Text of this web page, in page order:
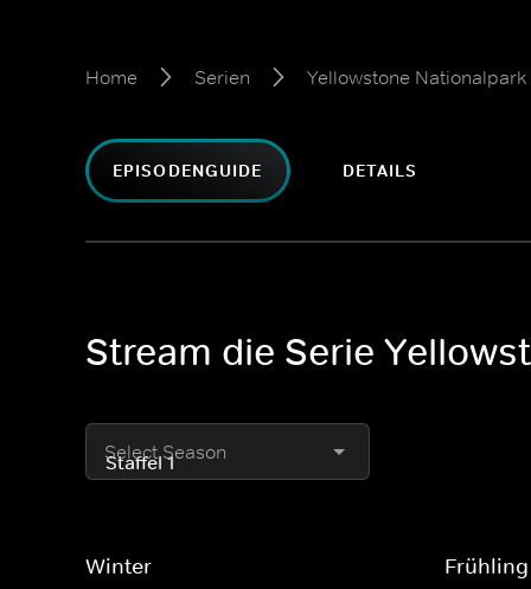
Home Serien Yellowstone Nationalpark
EPISODENGUIDE DETAILS
Stream die Serie
Select Season
Winter Frühling